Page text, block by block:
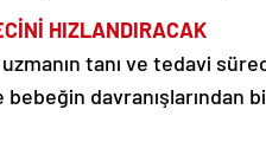
HIZLANDIRACAK
tanı ve tedavi
davranışlarından